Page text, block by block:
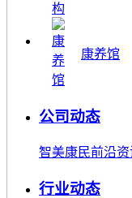
康养馆
公司动态
智美康民前沿
行业动态